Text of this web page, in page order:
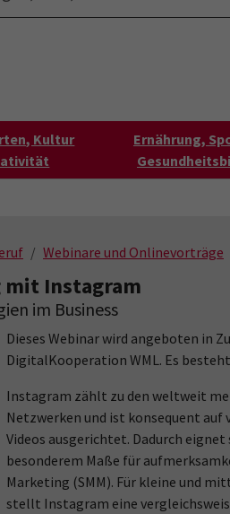
uns"Kontaktformular Aktuelles
Kultur
Ernährung,
Webinare und Onlinevorträge
mit Instagram
im Business
Dieses Webinar wird angeboten in
DigitalKooperation WML. Es
Instagram zählt zu den weltweit
Netzwerken und ist konsequent auf
Videos ausgerichtet. Dadurch
besonderem Maße für
Marketing (SMM). Für kleine und
stellt Instagram eine